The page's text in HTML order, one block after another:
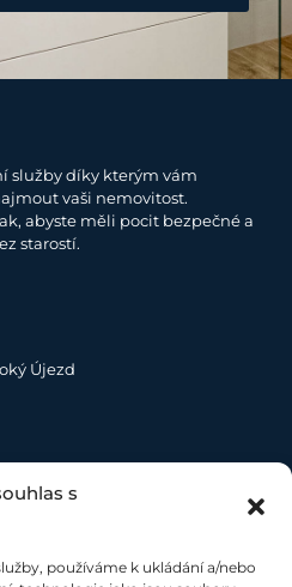
s
používáme k ukládání a/nebo
služby díky kterým vám
vaši nemovitost.
abyste měli pocit bezpečné a
starostí.
Újezd